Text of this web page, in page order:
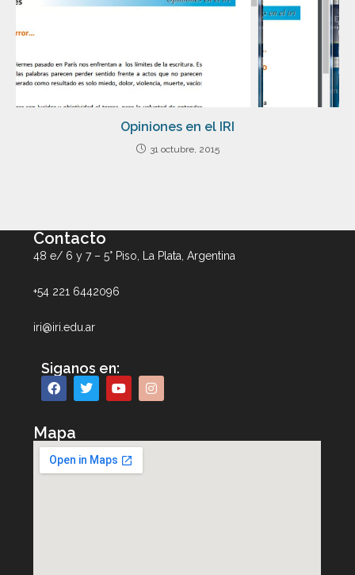
Opiniones en el IRI
31 octubre, 2015
Contacto
48 e/ 6 y 7 – 5° Piso, La Plata, Argentina
+54 221 6442096
iri@iri.edu.ar
Siganos en:
Mapa